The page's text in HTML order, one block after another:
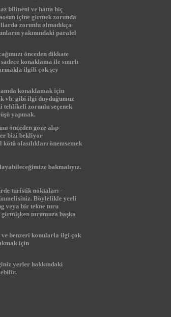
bilineni ve hatta hiç
içine girmek zorunda
zorunlu olmadıkça
yakınındaki paralel
önceden dikkate
konaklama ile sınırlı
ilgili çok şey
konaklamak için
vb. gibi ilgi duyduğumuz
tehlikeli zorunlu seçenek
yapmak.
önceden göze alıp-
bizi bekliyor
olasılıkları önemsemek
bakmalıyız.
turistik noktaları -
Böylelikle yerli
veya bir tekne turu
turumuza başka
ve benzeri konularla ilgi çok
için
yerler hakkındaki